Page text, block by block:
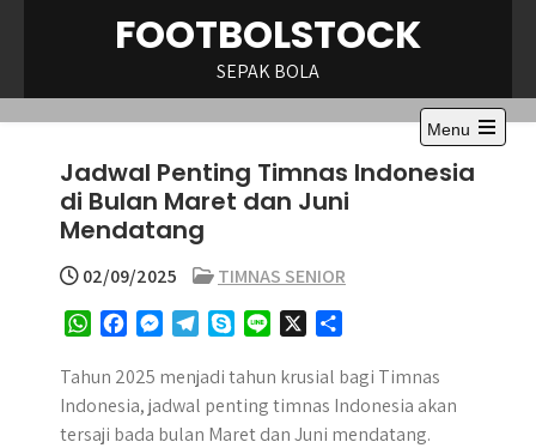
FOOTBOLSTOCK
SEPAK BOLA
Menu
Open
the
main
Jadwal Penting Timnas Indonesia
di Bulan Maret dan Juni
Mendatang
02/09/2025
TIMNAS SENIOR
W
a
t
s
c
e
b
s
s
e
l
e
g
y
p
e
n
e
a
r
e
Tahun 2025 menjadi tahun krusial bagi Timnas
Indonesia, jadwal penting timnas Indonesia akan
tersaji bada bulan Maret dan Juni mendatang.